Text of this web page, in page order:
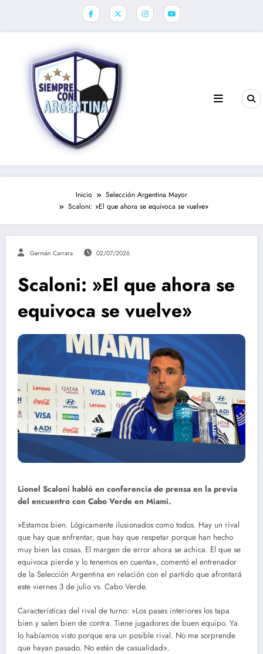
Inicio
Selección Argentina Mayor
Scaloni: »El que ahora se equivoca se vuelve»
Germán Carrara 02/07/2026
Scaloni: »El que ahora se
equivoca se vuelve»
Lionel Scaloni habló en conferencia de prensa en la previa
del encuentro con Cabo Verde en Miami.
»Estamos bien. Lógicamente ilusionados como todos. Hay un rival
que hay que enfrentar, que hay que respetar porque han hecho
muy bien las cosas. El margen de error ahora se achica. El que se
equivoca pierde y lo tenemos en cuenta», comentó el entrenador
de la Selección Argentina en relación con el partido que afrontará
este viernes 3 de julio vs. Cabo Verde.
Características del rival de turno: »Los pases interiores los tapa
bien y salen bien de contra. Tiene jugadores de buen equipo. Ya
lo habíamos visto porque era un posible rival. No me sorprende
que hayan pasado. No están de casualidad».